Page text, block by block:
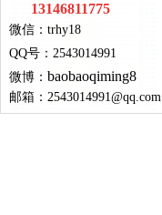
13146811775
微信： trhy18
QQ号 ： 2543014991
微博： baobaoqiming8
邮箱： 2543014991@qq.com